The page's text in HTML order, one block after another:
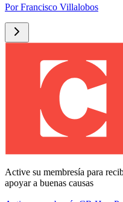
PorFrancisco Villalobos
Active su membresía para
apoyar a buenas causas